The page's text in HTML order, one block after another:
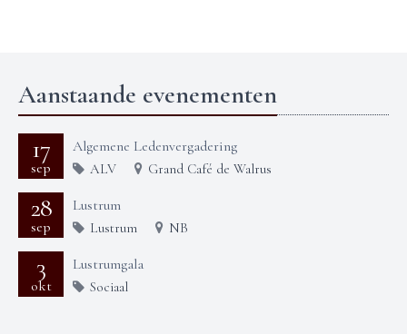
Aanstaande evenementen
17
sep
Algemene Ledenvergadering
ALV Grand Café de Walrus
28
sep
Lustrum
Lustrum NB
3
okt
Lustrumgala
Sociaal